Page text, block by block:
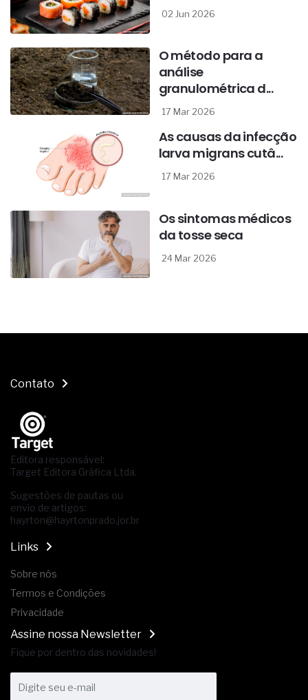
02 Jun 2026
O método para a
análise
granulométrica d...
17 Mar 2026
As causas da infecção
larva migrans cutâ...
17 Mar 2026
Os sintomas médicos
da tosse seca
24 Mar 2026
Contato
Editora responsável:
Target Editora Gráfica Ltda.
Sugestões de pautas ou
envio de artigos:
hayrton@hayrtonprado.jor.br
Links
Sobre nós
Termos e Condições
Privacidade
Assine nossa Newsletter
Fique por dentro das novidades!